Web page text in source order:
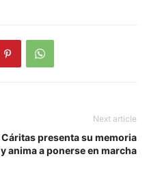
Next article
Cáritas presenta su memoria
y anima a ponerse en marcha